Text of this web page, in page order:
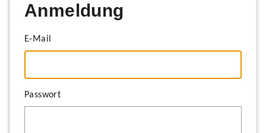
Anmeldung
E-Mail
Passwort